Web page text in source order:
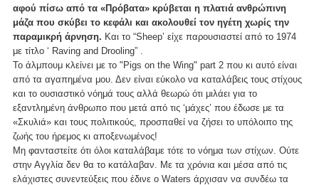
αφού πίσω από τα «Πρόβατα» κρύβεται η πλατιά ανθρώπινη
μάζα που σκύβει το κεφάλι και ακολουθεί τον ηγέτη χωρίς την
παραμικρή άρνηση. Και το “Sheep’ είχε παρουσιαστεί από το 1974
με τίτλο ‘ Raving and Drooling” .
Το άλμπουμ κλείνει με το "Pigs on the Wing" part 2 που κι αυτό είναι
από τα αγαπημένα μου. Δεν είναι εύκολο να καταλάβεις τους στίχους
και το ουσιαστικό νόημά τους αλλά θεωρώ ότι μιλάει για το
εξαντλημένη άνθρωπο που μετά από τις ‘μάχες’ που έδωσε με τα
«Σκυλιά» και τους πολιτικούς, προσπαθεί να ζήσει το υπόλοιπο της
ζωής του ήρεμος κι αποξενωμένος!
Μη φανταστείτε ότι όλοι καταλάβαμε τότε το νόημα των στίχων. Ούτε
στην Αγγλία δεν θα το κατάλαβαν. Με τα χρόνια και μέσα από τις
ελάχιστες συνεντεύξεις που έδινε ο Waters άρχισαν να συνδέω τα